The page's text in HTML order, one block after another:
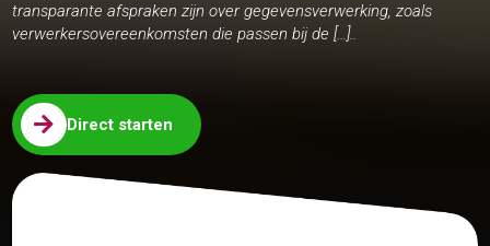
transparante afspraken zijn over gegevensverwerking, zoals
verwerkersovereenkomsten die passen bij de […]..
 Direct starten